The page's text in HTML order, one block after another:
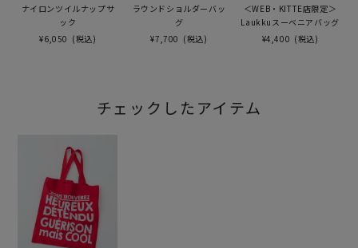
ナイロンツイルナップサ
ック
¥6,050 (税込)
ラウンドショルダーバッ
グ
¥7,700 (税込)
＜WEB・KITTE店限定＞
Laukkuスーベニアバッグ
¥4,400 (税込)
チェックしたアイテム